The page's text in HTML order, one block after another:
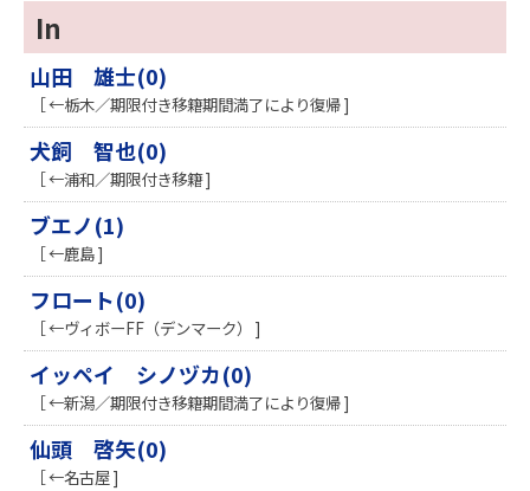
In
山田 雄士(0)
［ ←栃木／期限付き移籍期間満了により復帰 ]
犬飼 智也(0)
［ ←浦和／期限付き移籍 ]
ブエノ(1)
［ ←鹿島 ]
フロート(0)
［ ←ヴィボーFF（デンマーク） ]
イッペイ シノヅカ(0)
［ ←新潟／期限付き移籍期間満了により復帰 ]
仙頭 啓矢(0)
［ ←名古屋 ]